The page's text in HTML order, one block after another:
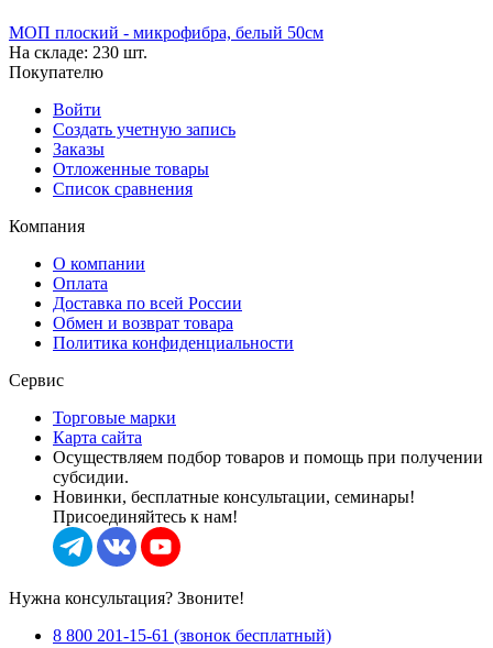
МОП плоский - микрофибра, белый 50см
На складе: 230 шт.
Покупателю
Войти
Создать учетную запись
Заказы
Отложенные товары
Список сравнения
Компания
О компании
Оплата
Доставка по всей России
Обмен и возврат товара
Политика конфиденциальности
Сервис
Торговые марки
Карта сайта
Осуществляем подбор товаров и помощь при получении
субсидии.
Новинки, бесплатные консультации, семинары!
Присоединяйтесь к нам!
Нужна консультация? Звоните!
8 800 201-15-61 (звонок бесплатный)